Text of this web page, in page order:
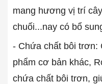
mang hương vị trí
chuối...nay có bổ
- Chứa chất bôi trơn:
phẩm cơ bản khác,
chứa chất bôi trơn,